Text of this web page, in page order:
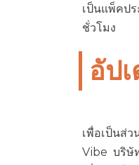
เป็นแพ็คป
ชั่วโมง
อัป
เพื่อเป็นส่
Vibe บริษั